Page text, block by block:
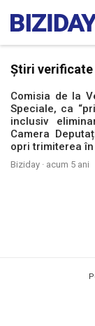
Știri verificate
Comisia de la
Speciale, ca
inclusiv
Camera
opri trimiterea
Biziday · acum 5 ani